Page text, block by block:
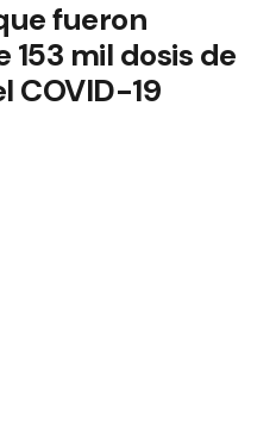
fueron
mil dosis de
COVID-19